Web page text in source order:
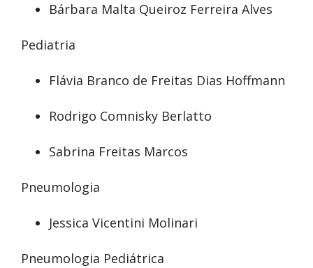
Bárbara Malta Queiroz Ferreira Alves
Pediatria
Flávia Branco de Freitas Dias Hoffmann
Rodrigo Comnisky Berlatto
Sabrina Freitas Marcos
Pneumologia
Jessica Vicentini Molinari
Pneumologia Pediátrica